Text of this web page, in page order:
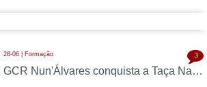
28-06 | Formação
GCR Nun'Álvares conquista a Taça Nacional Sub-17 de Futsal nas grandes penalidades e sobe ao Nacional
3